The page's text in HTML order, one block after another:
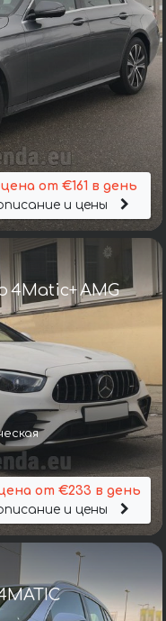
цена от €161 в день
и цены
4Matic+ AMG
от €233 в день
и цены